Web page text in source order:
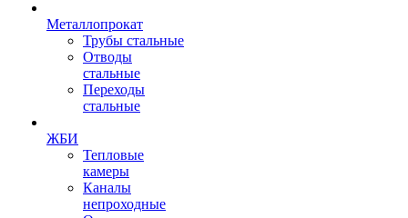
Металлопрокат
Трубы стальные
Отводы
стальные
Переходы
стальные
ЖБИ
Тепловые
камеры
Каналы
непроходные